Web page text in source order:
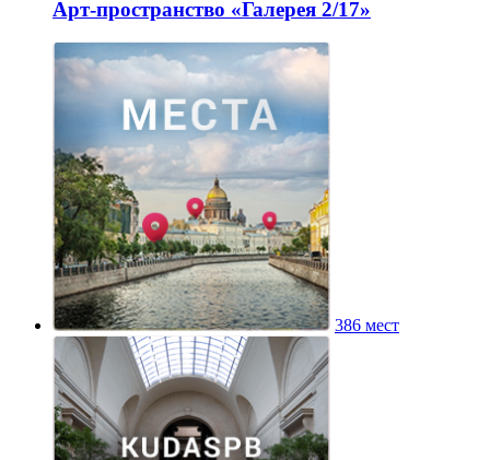
Арт-пространство «Галерея 2/17»
386 мест